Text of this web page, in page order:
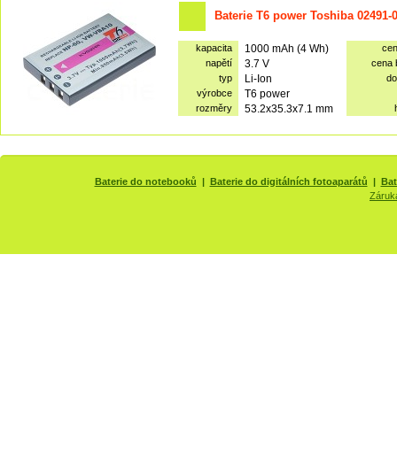
Baterie T6 power Toshiba 02491-
kapacita 1000 mAh (4 Wh)
napětí
3.7 V
cena
typ
Li-Ion
výrobce
T6 power
rozměry 53.2x35.3x7.1 mm
Baterie do notebooků | Baterie do digitálních fotoaparátů |